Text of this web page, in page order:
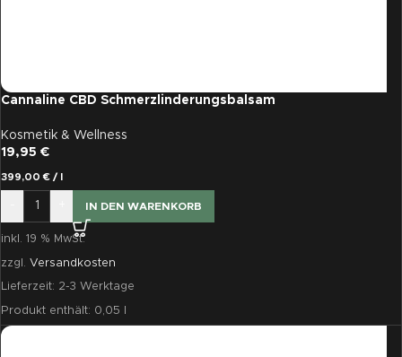
Cannaline CBD Schmerzlinderungsbalsam
Kosmetik & Wellness
19,95 €
399,00€ /
IN DEN WARENKORB
inkl. 19 % MwSt.
zzgl. Versandkosten
Lieferzeit: 2-3 Werktage
Produkt enthält: 0,05